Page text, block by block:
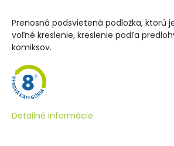
Prenosná podsvietená podložka, ktorú
voľné kreslenie, kreslenie podľa
komiksov.
Detailné informácie